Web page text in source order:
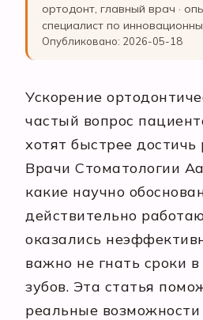
ортодонт, главный врач ·
специалист по
Опубликовано: 2026-05-18
Ускорение
частый вопрос
хотят быстрее достичь
Врачи Стоматологии
какие научно
действительно
оказались
важно не гнать сроки
зубов. Эта статья
реальные